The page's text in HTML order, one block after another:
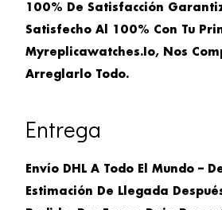
100% De Satisfacción
Satisfecho Al 100% Con Tu
Myreplicawatches.io, Nos
Arreglarlo Todo.
Entrega
Envío DHL A Todo El Mundo –
Estimación De Llegada